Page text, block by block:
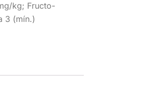
kg; Fructo-
3 (mín.)